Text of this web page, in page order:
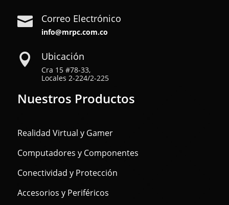
 Correo Electrónico
info@mrpc.com.co
 Ubicación
Cra 15 #78-33,
Locales 2-224/2-225
Nuestros Productos
Realidad Virtual y Gamer
Computadores y Componentes
Conectividad y Protección
Accesorios y Periféricos